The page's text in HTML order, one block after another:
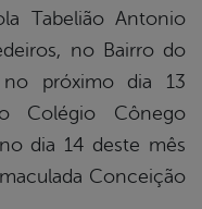
Tabelião Antonio
no Bairro do
próximo dia 13
Colégio Cônego
dia 14 deste mês
Conceição